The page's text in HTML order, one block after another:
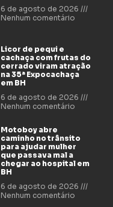
6 de agosto de 2026
Nenhum comentário
Licor de pequi e
cachaça com frutas do
cerrado viram atração
na 35ª Expocachaça
em BH
6 de agosto de 2026
Nenhum comentário
Motoboy abre
caminho no trânsito
para ajudar mulher
que passava mal a
chegar ao hospital em
BH
6 de agosto de 2026
Nenhum comentário